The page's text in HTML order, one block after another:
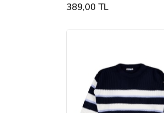
389,00 TL